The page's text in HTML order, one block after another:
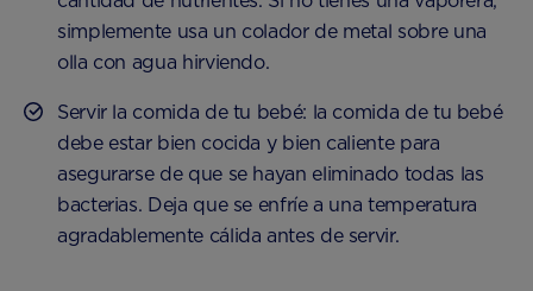
simplemente usa un colador de metal sobre una
olla con agua hirviendo.
Servir la comida de tu bebé: la comida de tu bebé
debe estar bien cocida y bien caliente para
asegurarse de que se hayan eliminado todas las
bacterias. Deja que se enfríe a una temperatura
agradablemente cálida antes de servir.